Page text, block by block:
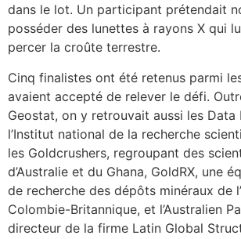
dans le lot. Un participant prétendait
posséder des lunettes à rayons X qui
percer la croûte terrestre.
Cinq finalistes ont été retenus parmi
avaient accepté de relever le défi.
Geostat, on y retrouvait aussi les Data
l’Institut national de la recherche
les Goldcrushers, regroupant des
d’Australie et du Ghana, GoldRX, une
de recherche des dépôts minéraux de
Colombie-Britannique, et l’Australien
directeur de la firme Latin Global